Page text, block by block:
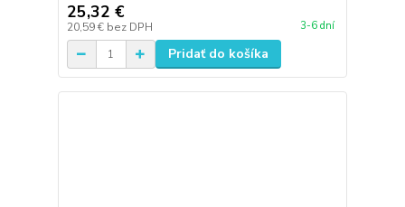
25,32 €
20,59 € bez DPH 3-6 dní
Pridať do košíka